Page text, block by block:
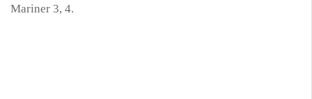
Mariner 3, 4.